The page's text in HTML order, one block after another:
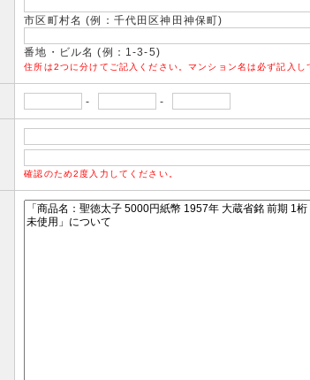
市区町村名 (例：千代田区神田神保町)
番地・ビル名 (例：1-3-5)
住所は2つに分けてご記入ください。マンション名は必ず記入し
- -
確認のため2度入力してください。